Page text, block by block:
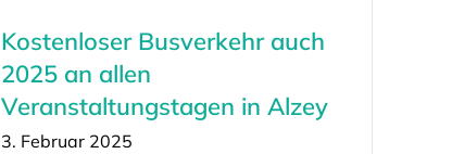
Kostenloser Busverkehr auch
2025 an allen
Veranstaltungstagen in Alzey
3. Februar 2025